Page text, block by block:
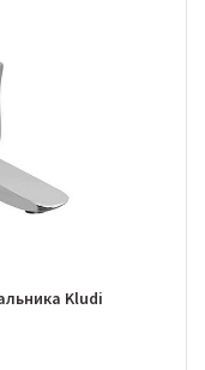
Kludi